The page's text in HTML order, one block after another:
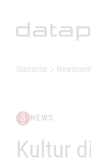
Startseite Newsroom
NEWS
–Kultur